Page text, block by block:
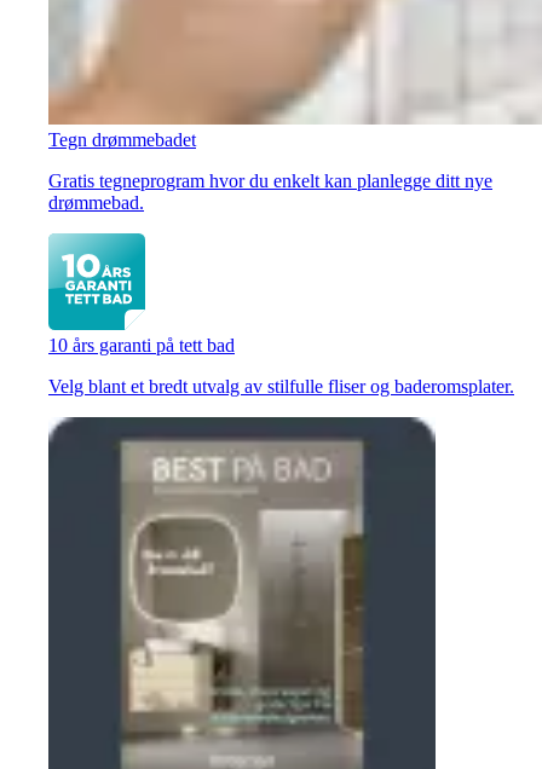
Tegn drømmebadet
Gratis tegneprogram hvor du enkelt kan planlegge ditt nye
drømmebad.
10 års garanti på tett bad
Velg blant et bredt utvalg av stilfulle fliser og baderomsplater.